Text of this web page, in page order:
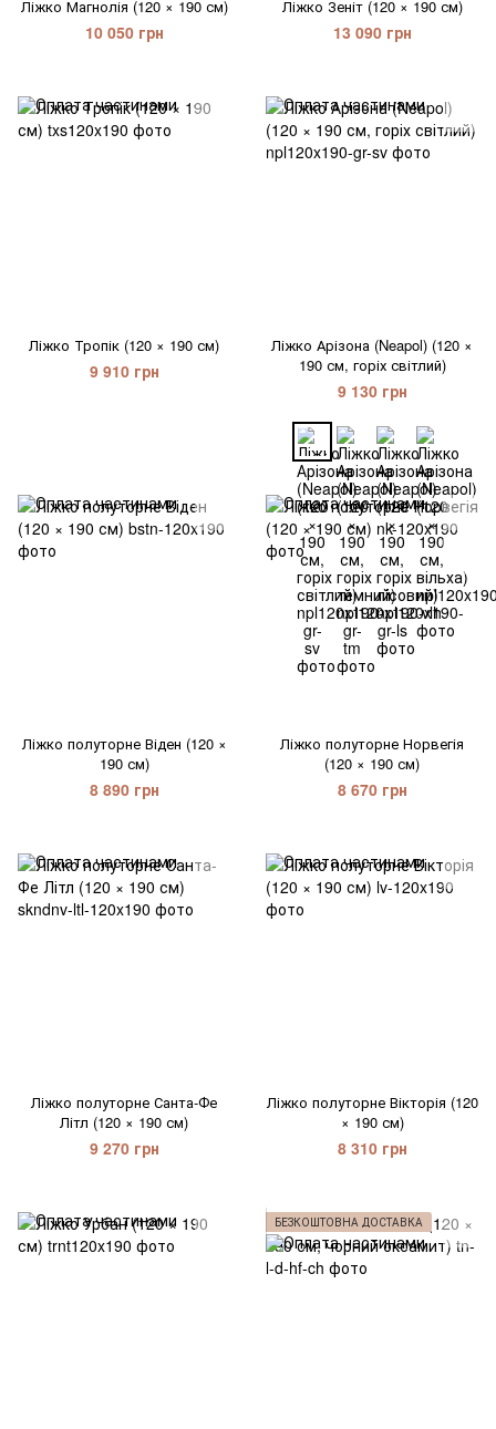
Ліжко Магнолія (120 × 190 см)
10 050 грн
Ліжко Зеніт (120 × 190 см)
13 090 грн
Ліжко Тропік (120 × 190 см)
9 910 грн
Ліжко Арізона (Neapol) (120 ×
190 см, горіх світлий)
9 130 грн
Ліжко полуторне Віден (120 ×
190 см)
8 890 грн
Ліжко полуторне Норвегія
(120 × 190 см)
8 670 грн
Ліжко полуторне Санта-Фе
Літл (120 × 190 см)
9 270 грн
Ліжко полуторне Вікторія (120
× 190 см)
8 310 грн
БЕЗКОШТОВНА ДОСТАВКА